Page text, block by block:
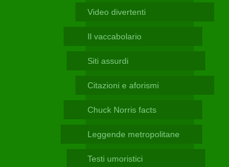
Video divertenti
Il vaccabolario
Siti assurdi
Citazioni e aforismi
Chuck Norris facts
Leggende metropolitane
Testi umoristici